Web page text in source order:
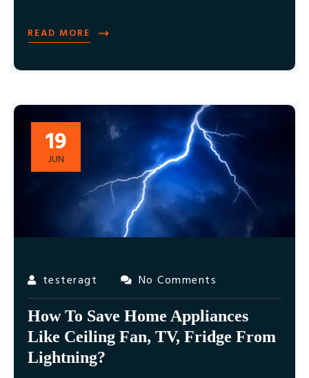
READ MORE
19
JUN
testeragt
No Comments
How To Save Home Appliances
Like Ceiling Fan, TV, Fridge From
Lightning?